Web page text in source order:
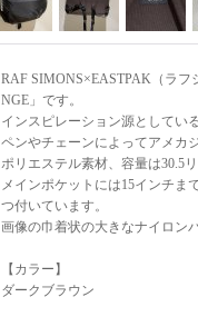
RAF SIMONS×EASTPAK（ラ
NGE」です。
インスピレーション源としてい
ペンやチェーンによってアメカ
ポリエステル素材、容量は30.5
メインポケットには15インチま
つ付いています。
画像の巾着状の大きなナイロン
【カラー】
ダークブラウン